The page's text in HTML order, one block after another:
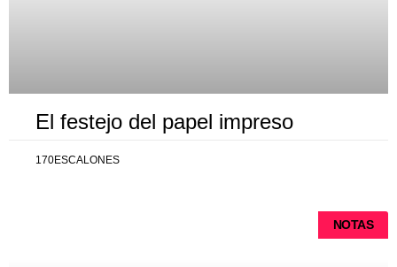
El festejo del papel impreso
170ESCALONES
NOTAS